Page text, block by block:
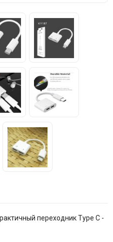
переходник Type C -